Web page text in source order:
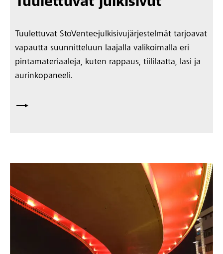
Tuulettuvat StoVentec-julkisivujärjestelmät tarjoavat
vapautta suunnitteluun laajalla valikoimalla eri
pintamateriaaleja, kuten rappaus, tiililaatta, lasi ja
aurinkopaneeli.